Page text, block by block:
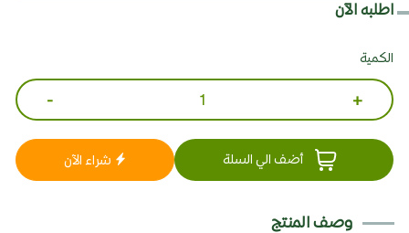
اطلبه الآن
الكمية
+
-
أضف الي السلة شراء الآن
وصف المنتج